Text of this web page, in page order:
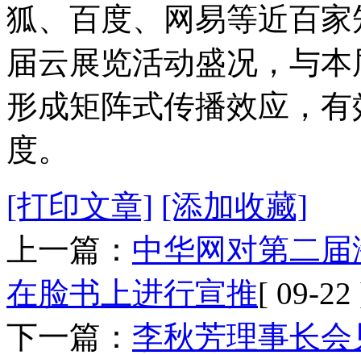
狐、百度、网易等近百
届云展览活动盛况，与
形成矩阵式传播效应，
度。
[打印文章] [添加收藏]
上一篇： 中华网对第二
在脸书上进行宣推[ 09-22
下一篇： 李秋芳理事长